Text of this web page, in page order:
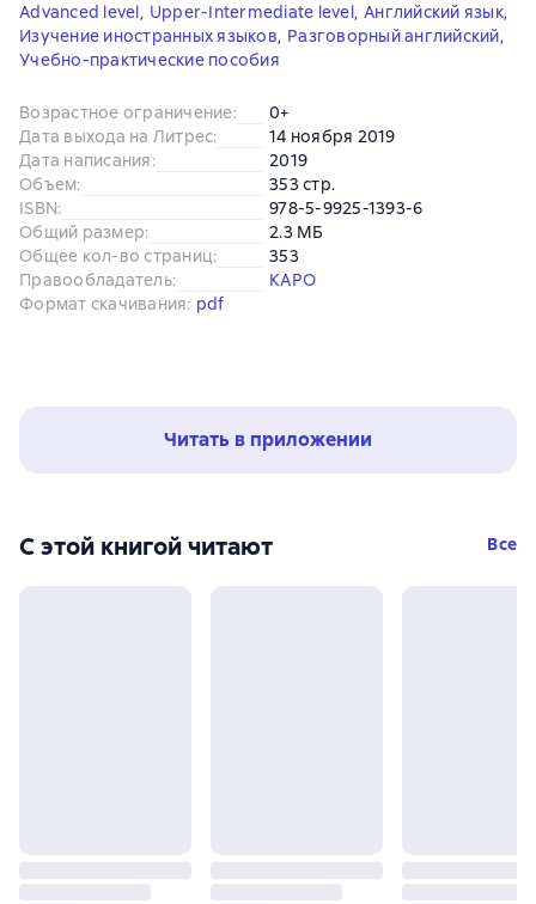
Advanced level, Upper-Intermediate level, Английский язык,
Изучение иностранных языков, Разговорный английский,
Учебно-практические пособия
Возрастное ограничение:
0+
Дата выхода на Литрес:
14 ноября 2019
Дата написания:
2019
Объем:
353 стр.
ISBN:
978-5-9925-1393-6
Общий размер:
2.3 МБ
Общее кол-во страниц:
353
Правообладатель:
КАРО
Формат скачивания: pdf
Читать в приложении
С этой книгой читают Все